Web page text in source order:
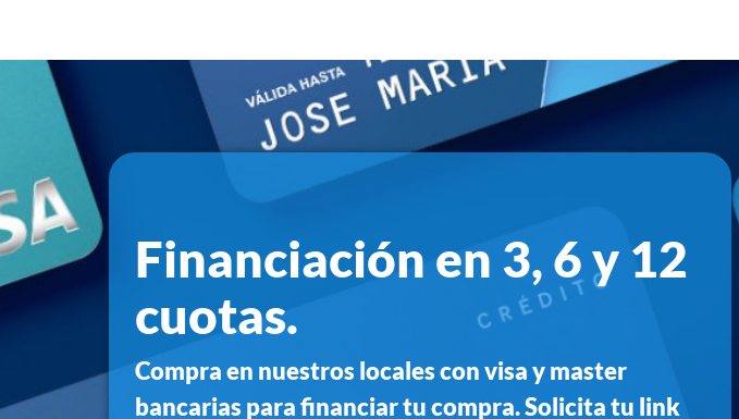
Financiación en 3, 6 y 12
cuotas.
Compra en nuestros locales con visa y master
bancarias para financiar tu compra. Solicita tu link